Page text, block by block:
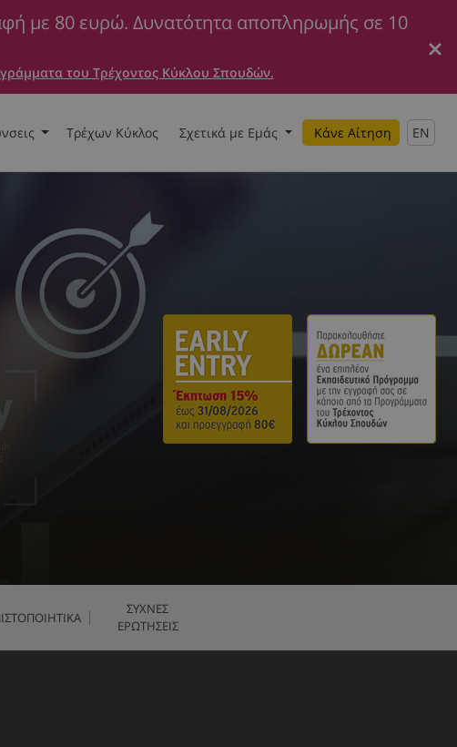
με 80 ευρώ. Δυνατότητα αποπληρωμής σε 10
του Τρέχοντος Κύκλου Σπουδών.
Τρέχων Κύκλος Σχετικά με Εμάς Κάνε Αίτηση EN
ΣΥΧΝΕΣ
ΕΡΩΤΗΣΕΙΣ